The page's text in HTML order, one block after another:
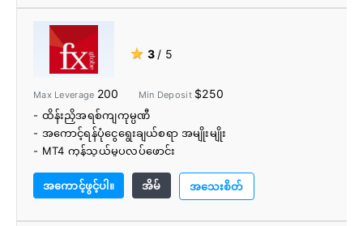
★ 3 / 5
Max Leverage 200 Min Deposit $250
- ထိန်းညှိအရစ်ကျကုမ္ပဏီ
- အကောင့်ရန်ပုံငွေရွေးချယ်စရာ အမျိုးမျိုး
- MT4 ကုန်သွယ်မှုပလပ်ဖောင်း
အကောင့်ဖွင့်ပါ။ အိမ် အသေးစိတ်